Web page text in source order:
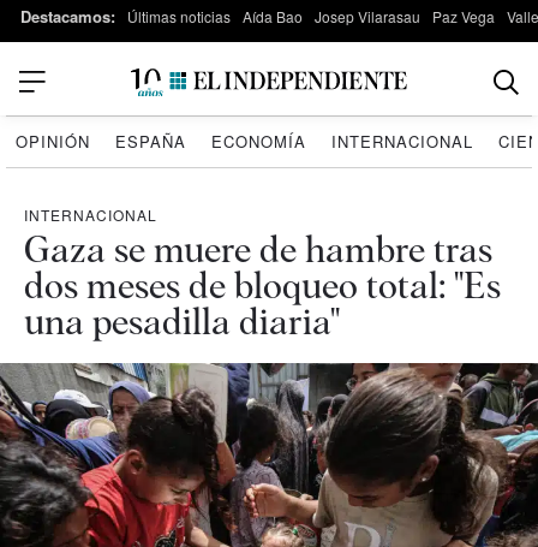
Destacamos: Últimas noticias Aída Bao Josep Vilarasau Paz Vega
OPINIÓN ESPAÑA ECONOMÍA INTERNACIONAL
INTERNACIONAL
Gaza se muere de hambre tras
dos meses de bloqueo total: "Es
una pesadilla diaria"